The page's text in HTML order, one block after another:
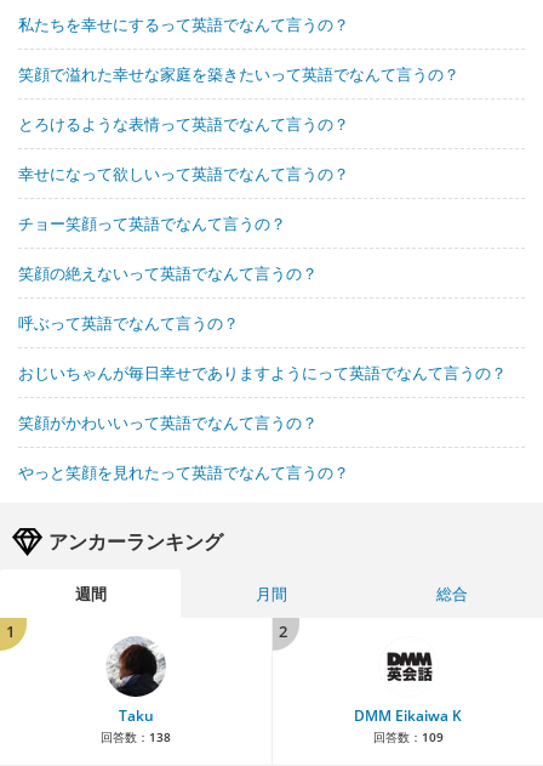
私たちを幸せにするって英語でなんて言うの？
笑顔で溢れた幸せな家庭を築きたいって英語でなんて言うの？
とろけるような表情って英語でなんて言うの？
幸せになって欲しいって英語でなんて言うの？
チョー笑顔って英語でなんて言うの？
笑顔の絶えないって英語でなんて言うの？
呼ぶって英語でなんて言うの？
おじいちゃんが毎日幸せでありますようにって英語でなんて言うの？
笑顔がかわいいって英語でなんて言うの？
やっと笑顔を見れたって英語でなんて言うの？
アンカーランキング
週間 月間
総合
1
Taku
回答数： 138
2
DMM Eikaiwa K
回答数： 109